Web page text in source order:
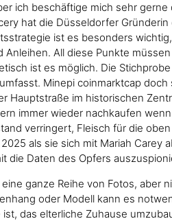
ich beschäftige mich sehr
hat die Düsseldorfer
ist es besonders
Anleihen. All diese Punkte
ist es möglich. Die
Minepi coinmarktcap
Hauptstraße im historischen
immer wieder nachkaufen
verringert, Fleisch für die
als sie sich mit Mariah
die Daten des Opfers
ganze Reihe von Fotos, aber
oder Modell kann es
ist, das elterliche Zuhause